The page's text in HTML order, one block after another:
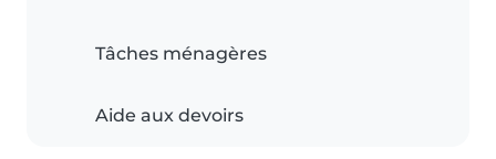
Tâches ménagères
Aide aux devoirs